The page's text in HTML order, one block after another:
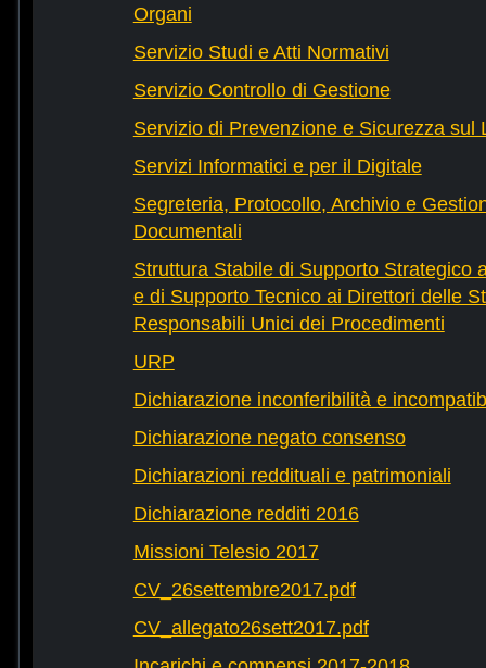
Organi
Servizio Studi e Atti Normativi
Servizio Controllo di Gestione
Servizio di Prevenzione e Sicurezza sul
Servizi Informatici e per il Digitale
Segreteria, Protocollo, Archivio e
Documentali
Struttura Stabile di Supporto Strategico
e di Supporto Tecnico ai Direttori delle
Responsabili Unici dei Procedimenti
URP
Dichiarazione inconferibilità e
Dichiarazione negato consenso
Dichiarazioni reddituali e patrimoniali
Dichiarazione redditi 2016
Missioni Telesio 2017
CV_26settembre2017.pdf
CV_allegato26sett2017.pdf